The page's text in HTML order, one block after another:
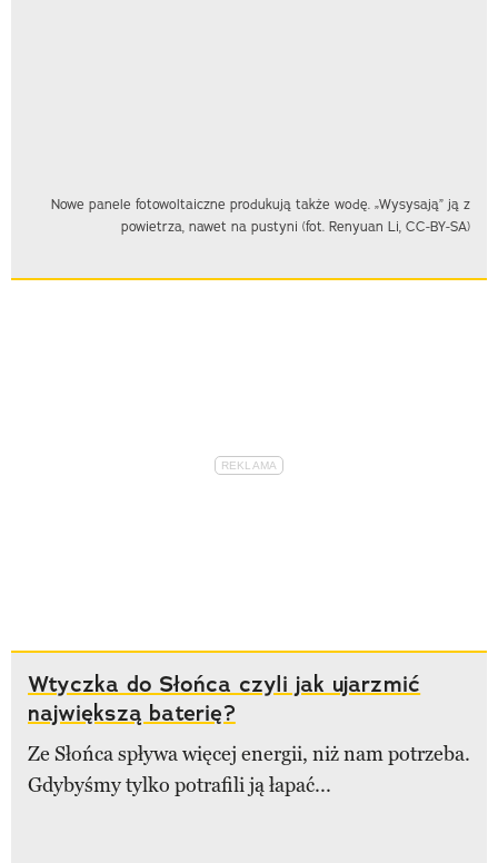
Nowe panele fotowoltaiczne produkują także wodę. „Wysysają” ją z
powietrza, nawet na pustyni (fot. Renyuan Li, CC-BY-SA)
Wtyczka do Słońca czyli jak ujarzmić
największą baterię?
Ze Słońca spływa więcej energii, niż nam potrzeba.
Gdybyśmy tylko potrafili ją łapać...